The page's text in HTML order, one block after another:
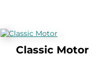
Classic Motor